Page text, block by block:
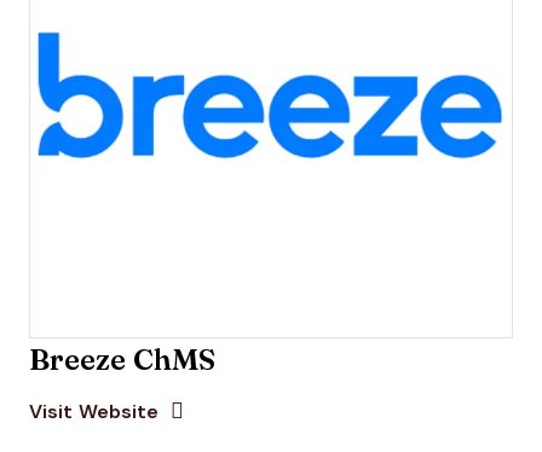
Breeze ChMS
Visit Website Opens New Window